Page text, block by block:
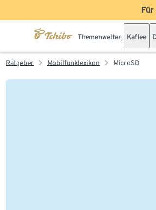
Themenwelten Kaffee
Ratgeber Mobilfunklexikon MicroSD